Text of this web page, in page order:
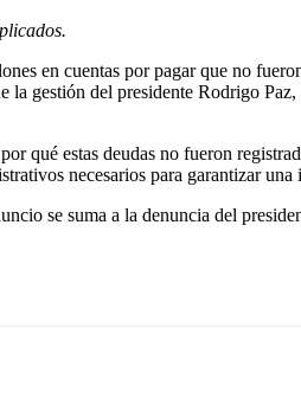
en cuentas por pagar que no
gestión del presidente Rodrigo
qué estas deudas no fueron
necesarios para garantizar
se suma a la denuncia del